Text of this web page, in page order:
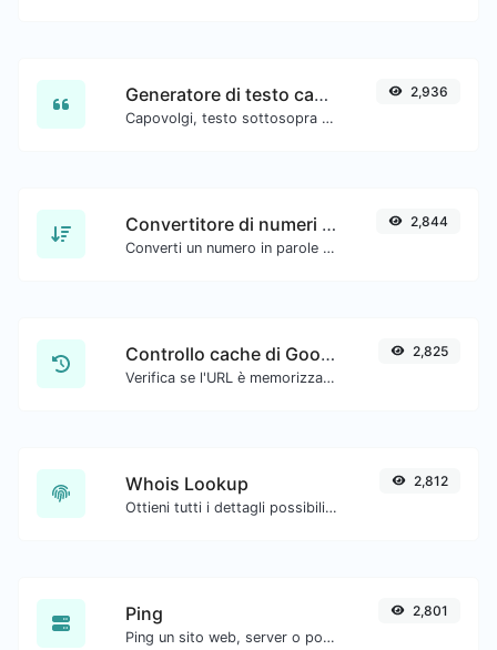
Generatore di testo capovolto
Capovolgi, testo sottosopra con facilità.
2,936
Convertitore di numeri in parole
Converti un numero in parole scritte.
2,844
Controllo cache di Google
Verifica se l'URL è memorizzato nella cache da Google.
2,825
Whois Lookup
Ottieni tutti i dettagli possibili su un nome di dominio.
2,812
Ping
Ping un sito web, server o porta.
2,801